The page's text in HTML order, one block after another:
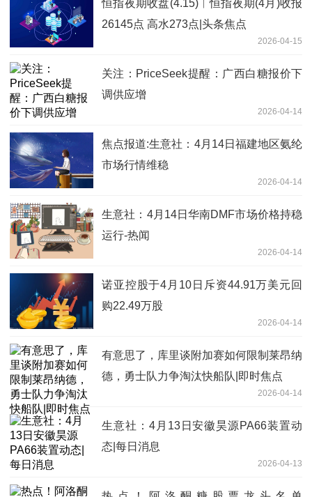
恒指夜期收盘(4.15)︱恒指夜期(4月)收报
26145点 高水273点|头条焦点
2026-04-15
关注：PriceSeek提醒：广西白糖报价下
调供应增
2026-04-14
焦点报道:生意社：4月14日福建地区氨纶
市场行情维稳
2026-04-14
生意社：4月14日华南DMF市场价格持稳
运行-热闻
2026-04-14
诺亚控股于4月10日斥资44.91万美元回
购22.49万股
2026-04-14
有意思了，库里谈附加赛如何限制莱昂纳
德，勇士队力争淘汰快船队|即时焦点
2026-04-14
生意社：4月13日安徽昊源PA66装置动
态|每日消息
2026-04-13